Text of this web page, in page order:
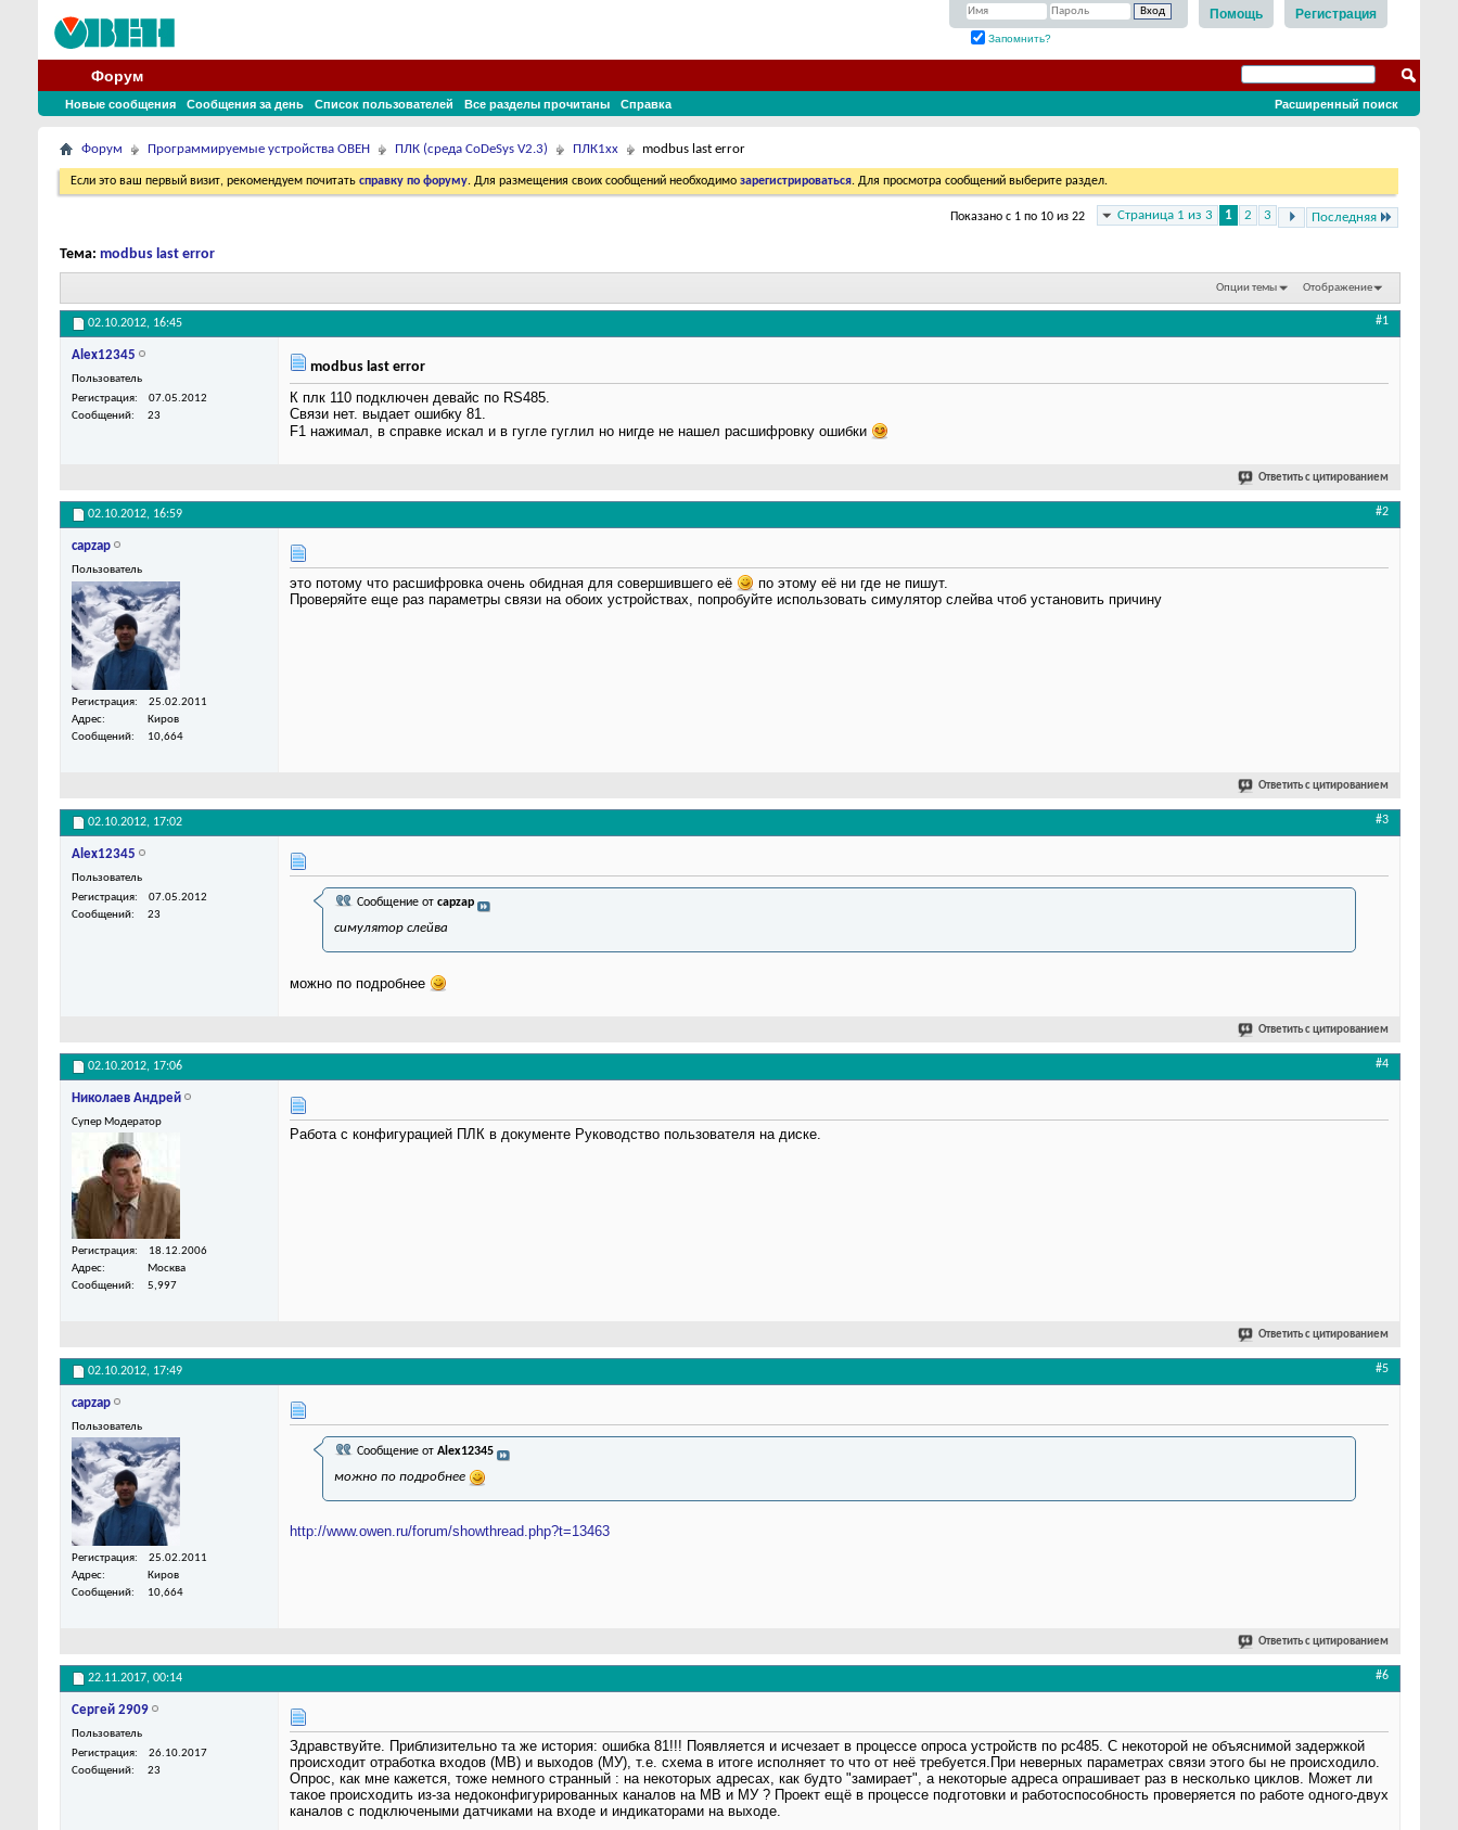
Регистрация
Помощь
Запомнить?
Форум
Новые сообщения Сообщения за день Список пользователей Все разделы прочитаны Справка Расширенный поиск
Форум Программируемые устройства ОВЕН ПЛК (среда CoDeSys V2.3) ПЛК1хх modbus last error
Если это ваш первый визит, рекомендуем почитать справку по форуму. Для размещения своих сообщений необходимо зарегистрироваться. Для просмотра сообщений выберите раздел.
Страница 1 из 3 1 2 3 Последняя
Показано с 1 по 10 из 22
Тема: modbus last error
Опции темы Отображение
02.10.2012, 16:45 #1
Alex12345
Пользователь
Регистрация
07.05.2012
Сообщений
23
modbus last error
К плк 110 подключен девайс по RS485.
Связи нет. выдает ошибку 81.
F1 нажимал, в справке искал и в гугле гуглил но нигде не нашел расшифровку ошибки
Ответить с цитированием
02.10.2012, 16:59 #2
capzap
Пользователь
Регистрация
25.02.2011
Адрес
Киров
Сообщений
10,664
это потому что расшифровка очень обидная для совершившего её
по этому её ни где не пишут.
Проверяйте еще раз параметры связи на обоих устройствах, попробуйте использовать симулятор слейва чтоб установить причину
Ответить с цитированием
02.10.2012, 17:02 #3
Alex12345
Пользователь
Регистрация
07.05.2012
Сообщений
23
Сообщение от capzap
симулятор слейва
можно по подробнее
Ответить с цитированием
02.10.2012, 17:06 #4
Николаев Андрей
Супер Модератор
Регистрация
18.12.2006
Адрес
Москва
Сообщений
5,997
Работа с конфигурацией ПЛК в документе Руководство пользователя на диске.
Ответить с цитированием
02.10.2012, 17:49 #5
capzap
Пользователь
Регистрация
25.02.2011
Адрес
Киров
Сообщений
10,664
Сообщение от Alex12345
можно по подробнее
http://www.owen.ru/forum/showthread.php?t=13463
Ответить с цитированием
22.11.2017, 00:14 #6
Сергей 2909
Пользователь
Регистрация
26.10.2017
Сообщений
23
Здравствуйте. Приблизительно та же история: ошибка 81!!! Появляется и исчезает в процессе опроса устройств по рс485. С некоторой не объяснимой задержкой
происходит отработка входов (МВ) и выходов (МУ), т.е. схема в итоге исполняет то что от неё требуется.При неверных параметрах связи этого бы не происходило.
Опрос, как мне кажется, тоже немного странный : на некоторых адресах, как будто "замирает", а некоторые адреса опрашивает раз в несколько циклов. Может ли
такое происходить из-за недоконфигурированных каналов на МВ и МУ ? Проект ещё в процессе подготовки и работоспособность проверяется по работе одного-двух
каналов с подключеными датчиками на входе и индикаторами на выходе.